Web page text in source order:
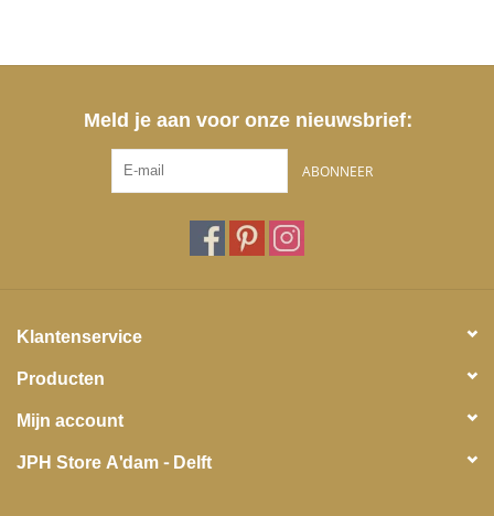
Meld je aan voor onze nieuwsbrief:
ABONNEER
Klantenservice
Producten
Mijn account
JPH Store A'dam - Delft